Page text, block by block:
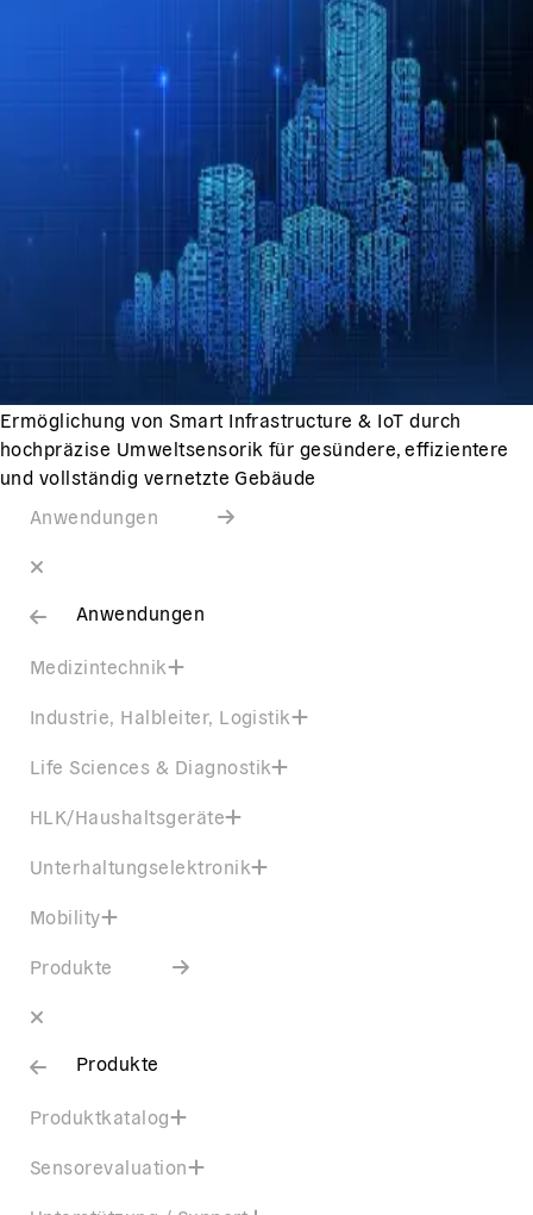
Ermöglichung von Smart Infrastructure & IoT durch
hochpräzise Umweltsensorik für gesündere, effizientere
und vollständig vernetzte Gebäude
Anwendungen
Anwendungen
Medizintechnik
Industrie, Halbleiter, Logistik
Life Sciences & Diagnostik
HLK/Haushaltsgeräte
Unterhaltungselektronik
Mobility
Produkte
Produkte
Produktkatalog
Sensorevaluation